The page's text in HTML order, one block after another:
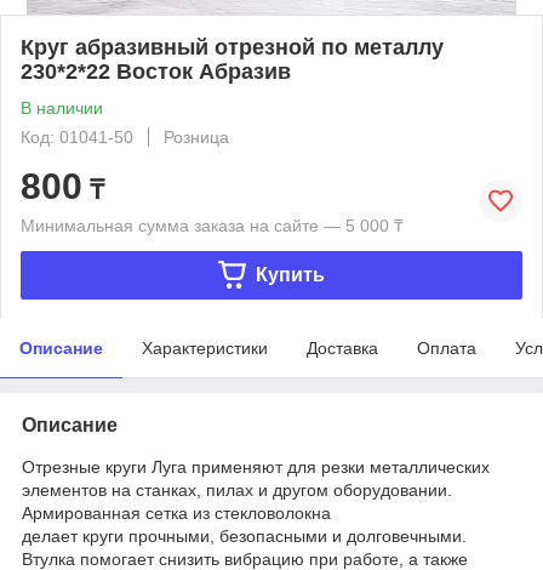
Круг абразивный отрезной по металлу
230*2*22 Восток Абразив
В наличии
Код: 01041-50
Розница
800 ₸
Минимальная сумма заказа на сайте — 5 000 ₸
Купить
Описание Характеристики Доставка Оплата
Описание
Отрезные круги Луга применяют для резки металлических
элементов на станках, пилах и другом оборудовании.
Армированная сетка из стекловолокна
делает круги прочными, безопасными и долговечными.
Втулка помогает снизить вибрацию при работе, а также